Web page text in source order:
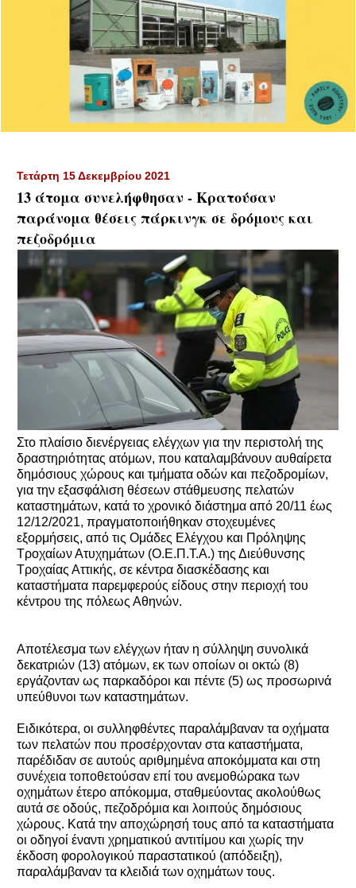
Τετάρτη 15 Δεκεμβρίου 2021
13 άτομα συνελήφθησαν - Κρατούσαν
παράνομα θέσεις πάρκινγκ σε δρόμους και
πεζοδρόμια
Στο πλαίσιο διενέργειας ελέγχων για την περιστολή της
δραστηριότητας ατόμων, που καταλαμβάνουν αυθαίρετα
δημόσιους χώρους και τμήματα οδών και πεζοδρομίων,
για την εξασφάλιση θέσεων στάθμευσης πελατών
καταστημάτων, κατά το χρονικό διάστημα από 20/11 έως
12/12/2021, πραγματοποιήθηκαν στοχευμένες
εξορμήσεις, από τις Ομάδες Ελέγχου και Πρόληψης
Τροχαίων Ατυχημάτων (Ο.Ε.Π.Τ.Α.) της Διεύθυνσης
Τροχαίας Αττικής, σε κέντρα διασκέδασης και
καταστήματα παρεμφερούς είδους στην περιοχή του
κέντρου της πόλεως Αθηνών.
Αποτέλεσμα των ελέγχων ήταν η σύλληψη συνολικά
δεκατριών (13) ατόμων, εκ των οποίων οι οκτώ (8)
εργάζονταν ως παρκαδόροι και πέντε (5) ως προσωρινά
υπεύθυνοι των καταστημάτων.
Ειδικότερα, οι συλληφθέντες παραλάμβαναν τα οχήματα
των πελατών που προσέρχονταν στα καταστήματα,
παρέδιδαν σε αυτούς αριθμημένα αποκόμματα και στη
συνέχεια τοποθετούσαν επί του ανεμοθώρακα των
οχημάτων έτερο απόκομμα, σταθμεύοντας ακολούθως
αυτά σε οδούς, πεζοδρόμια και λοιπούς δημόσιους
χώρους. Κατά την αποχώρησή τους από τα καταστήματα
οι οδηγοί έναντι χρηματικού αντιτίμου και χωρίς την
έκδοση φορολογικού παραστατικού (απόδειξη),
παραλάμβαναν τα κλειδιά των οχημάτων τους.